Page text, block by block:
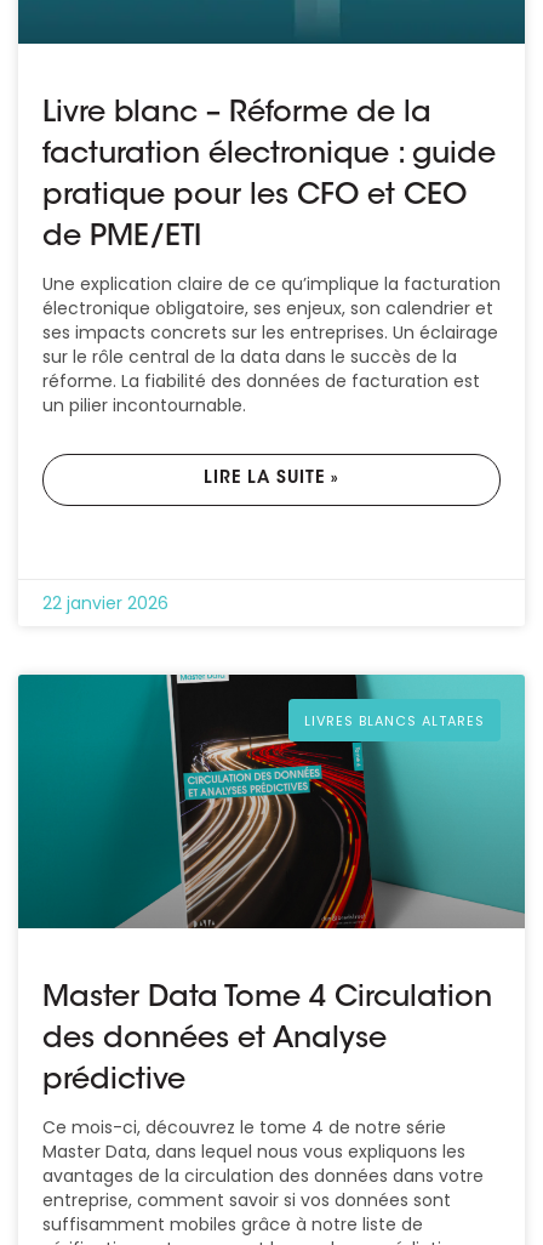
Livre blanc – Réforme de la
facturation électronique : guide
pratique pour les CFO et CEO
de PME/ETI
Une explication claire de ce qu’implique la facturation
électronique obligatoire, ses enjeux, son calendrier et
ses impacts concrets sur les entreprises. Un éclairage
sur le rôle central de la data dans le succès de la
réforme. La fiabilité des données de facturation est
un pilier incontournable.
LIRE LA SUITE »
22 janvier 2026
LIVRES BLANCS ALTARES
Master Data Tome 4 Circulation
des données et Analyse
prédictive
Ce mois-ci, découvrez le tome 4 de notre série
Master Data, dans lequel nous vous expliquons les
avantages de la circulation des données dans votre
entreprise, comment savoir si vos données sont
suffisamment mobiles grâce à notre liste de